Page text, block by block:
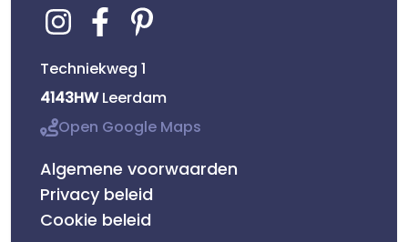
Techniekweg 1
4143HWLeerdam
Open Google Maps
Algemene voorwaarden
Privacy beleid
Cookie beleid